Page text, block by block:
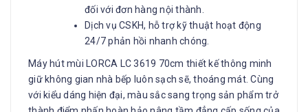
đối với đơn hàng nội thành.
Dịch vụ CSKH, hỗ trợ kỹ thuật hoạt động
24/7 phản hồi nhanh chóng.
Máy hút mùi LORCA LC 3619 70cm thiết kế thông minh
giữ không gian nhà bếp luôn sạch sẽ, thoáng mát. Cùng
với kiểu dáng hiện đại, màu sắc sang trọng sản phẩm trở